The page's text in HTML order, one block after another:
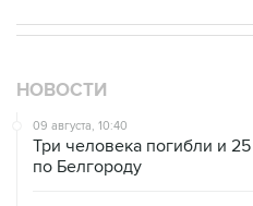
НОВОСТИ
09 августа, 10:40
Три человека погибли и
по Белгороду